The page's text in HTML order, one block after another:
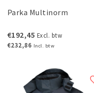
Parka Multinorm
€192,45 Excl. btw
€232,86 Incl. btw